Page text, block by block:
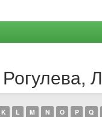
K L M N O P Q